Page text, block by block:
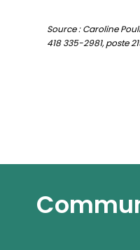
Source : Caroline
418 335-2981, poste